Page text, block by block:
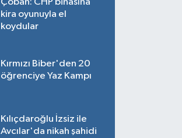
Çoban: CHP binasına
kira oyunuyla el
koydular
Kırmızı Biber'den 20
öğrenciye Yaz Kampı
Kılıçdaroğlu İzsiz ile
Avcılar'da nikah şahidi